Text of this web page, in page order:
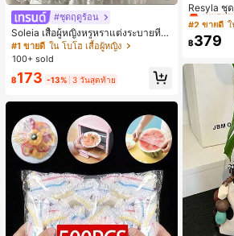
#ชุดฤดูร้อน
Soleia เสื้อผู้หญิงหรูหราแต่งระบายที่ไ
หล่สำหรับวันหยุดฤดูร้อน
#1 ขายดี ใน โบโฮ เสื้อผู้หญิง
100+ sold
฿173 -13% 3 วันสุดท้าย
Resyla ชุ
ญิงและกร
ชิ้น
เหลือแ
#2 ขายดี
เหลือแค่
#2 ขายดี
เหลือแค่
#2 ขายดี
เหลือแ
฿379